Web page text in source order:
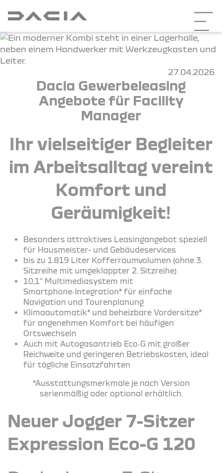
27.04.2026
Dacia Gewerbeleasing
Angebote für Facility
Manager
Ihr vielseitiger Begleiter
im Arbeitsalltag vereint
Komfort und
Geräumigkeit!
Besonders attraktives Leasingangebot speziell
für Hausmeister- und Gebäudeservices
bis zu 1.819 Liter Kofferraumvolumen (ohne 3.
Sitzreihe mit umgeklappter 2. Sitzreihe)
10,1’’ Multimediasystem mit
Smartphone‑Integration* für einfache
Navigation und Tourenplanung
Klimaautomatik* und beheizbare Vordersitze*
für angenehmen Komfort bei häufigen
Ortswechseln
Auch mit Autogasantrieb Eco‑G mit großer
Reichweite und geringeren Betriebskosten, ideal
für tägliche Einsatzfahrten
*Ausstattungsmerkmale je nach Version
serienmäßig oder optional erhältlich.
Neuer Jogger 7-Sitzer
Expression Eco-G 120